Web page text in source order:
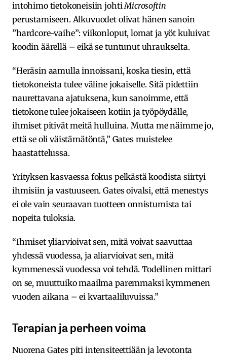
intohimo tietokoneisiin johtiMicrosoftin
perustamiseen. Alkuvuodet olivat hänen sanoin
”hardcore-vaihe”: viikonloput, lomat ja yöt kuluivat
koodin äärellä – eikä se tuntunut uhraukselta.
“Heräsin aamulla innoissani, koska tiesin, että
tietokoneista tulee väline jokaiselle. Sitä pidettiin
naurettavana ajatuksena, kun sanoimme, että
tietokone tulee jokaiseen kotiin ja työpöydälle,
ihmiset pitivät meitä hulluina. Mutta me näimme jo,
että se oli väistämätöntä,” Gates muistelee
haastattelussa.
Yrityksen kasvaessa fokus pelkästä koodista siirtyi
ihmisiin ja vastuuseen. Gates oivalsi, että menestys
ei ole vain seuraavan tuotteen onnistumista tai
nopeita tuloksia.
“Ihmiset yliarvioivat sen, mitä voivat saavuttaa
yhdessä vuodessa, ja aliarvioivat sen, mitä
kymmenessä vuodessa voi tehdä. Todellinen mittari
on se, muuttuiko maailma paremmaksi kymmenen
vuoden aikana – ei kvartaaliluvuissa.”
Terapian ja perheen voima
Nuorena Gates piti intensiteettiään ja levotonta